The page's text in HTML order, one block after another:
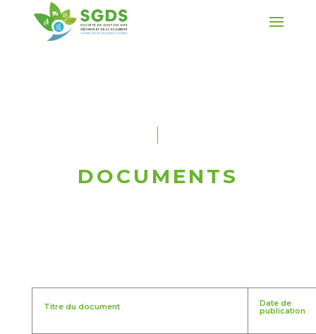
DOCUMENTS
Titre du document Date de
publication